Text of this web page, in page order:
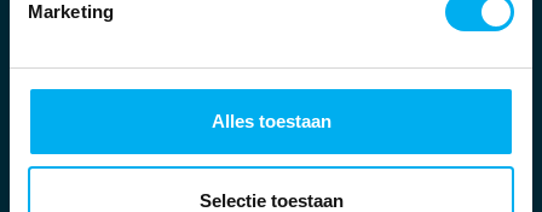
Marketing
Alles toestaan
Selectie toestaan
Ook vertegenwoordigd door: